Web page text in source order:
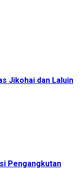
Jikohai dan Laluin
Pengangkutan